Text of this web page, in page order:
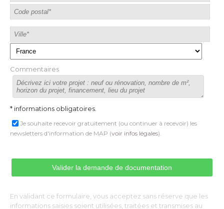
Commentaires
* informations obligatoires.
Je souhaite recevoir gratuitement (ou continuer à recevoir) les
newsletters d'information de MAP (voir infos légales).
En validant ce formulaire, vous acceptez sans réserve que les
informations saisies soient utilisées, traitées et transmises au